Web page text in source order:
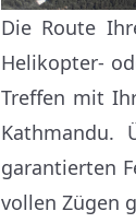
Die Route
Helikopter-
Treffen mit
Kathmandu.
garantierten
vollen Zügen